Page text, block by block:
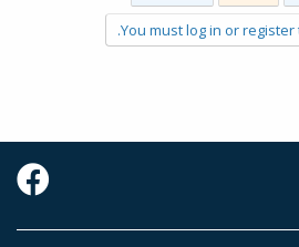
You must log in or register